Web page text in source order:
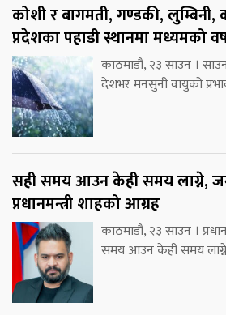
कोशी र बागमती, गण्डकी, लुम्बिनी,
प्रदेशका पहाडी स्थानमा मध्यमको
काठमाडौं, २३ साउन ।
देशभर मनसुनी वायुको
सही समय आउन केही समय लाग्ने,
प्रधानमन्त्री शाहको आग्रह
काठमाडौं, २३ साउन ।
समय आउन केही समय